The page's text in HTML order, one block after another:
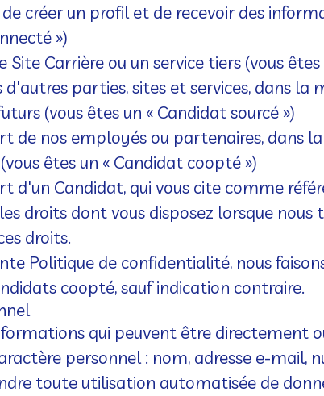
créer un profil et de recevoir des
»)
Carrière ou un service tiers (vous
parties, sites et services, dans la
(vous êtes un « Candidat sourcé »)
de nos employés ou partenaires, dans
êtes un « Candidat coopté »)
Candidat, qui vous cite comme
droits dont vous disposez lorsque nous
droits.
Politique de confidentialité, nous
coopté, sauf indication contraire.
qui peuvent être directement
personnel : nom, adresse e-mail,
toute utilisation automatisée de